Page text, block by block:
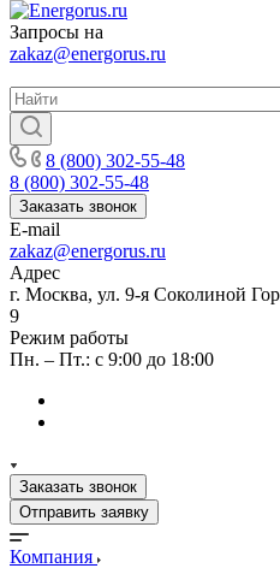
Запросы на
zakaz@energorus.ru
8 (800) 302-55-48
8 (800) 302-55-48
Заказать звонок
E-mail
zakaz@energorus.ru
Адрес
г. Москва, ул. 9-я Соколиной
9
Режим работы
Пн. – Пт.: с 9:00 до 18:00
Заказать звонок
Отправить заявку
Компания